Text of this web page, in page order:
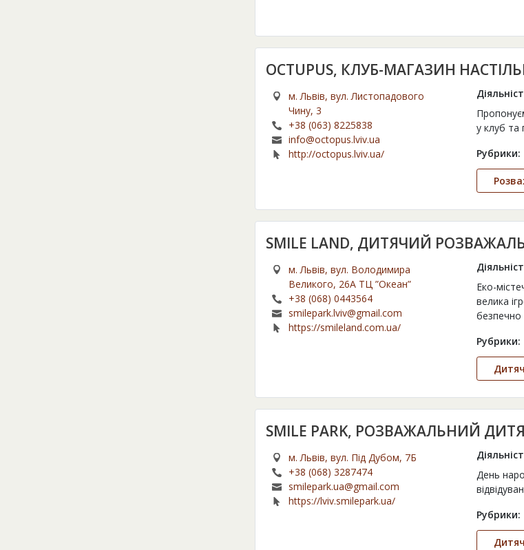
OCTUPUS, КЛУБ-МАГАЗИН
м. Львів, вул. Листопадового
Чину, 3
+38 (063) 8225838
info@octopus.lviv.ua
http://octopus.lviv.ua/
у клуб та
Рубрики:
SMILE LAND, ДИТЯЧИЙ
м. Львів, вул. Володимира
Великого, 26А ТЦ ”Океан”
+38 (068) 0443564
smilepark.lviv@gmail.com
https://smileland.com.ua/
Еко-
велика
безпечно
Рубрики:
SMILE РARK, РОЗВАЖАЛЬНИЙ
м. Львів, вул. Під Дубом, 7Б
+38 (068) 3287474
smilepark.ua@gmail.com
https://lviv.smilepark.ua/
День
Рубрики: